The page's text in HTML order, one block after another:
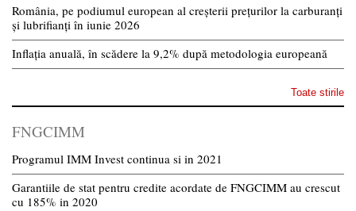
România, pe podiumul european al creșterii prețurilor la carburanți
și lubrifianți în iunie 2026
Inflația anuală, în scădere la 9,2% după metodologia europeană
Toate stirile
FNGCIMM
Programul IMM Invest continua si in 2021
Garantiile de stat pentru credite acordate de FNGCIMM au crescut
cu 185% in 2020